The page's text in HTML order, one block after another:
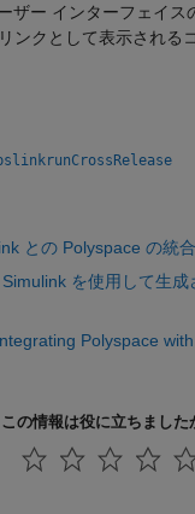
ザー インターフェイス
ンクとして表示される
との Polyspace の統合
を使用して生
Polyspace
この情報は役に立ちました